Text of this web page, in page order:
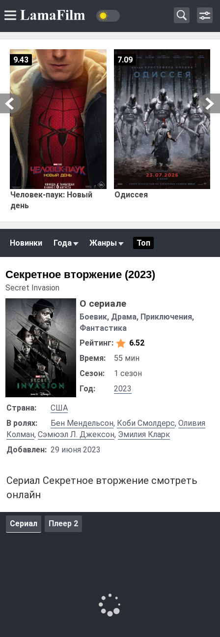
Человек-паук: Новый
день
9.43
Одиссея
7.09
Новинки Года Жанры Топ
Секретное вторжение (2023)
Secret Invasion
О сериале
Боевик, Драма, Приключения,
Фантастика
Рейтинг:
6.52
Время:
55 мин
Сезон:
1 сезон
Год:
2023
Страна:
США
В ролях:
Бен Мендельсон, Коби Смолдерс,Оливия
Колман,Сэмюэл Л. Джексон, Эмилия Кларк
Добавлен: 29 июня 2023
Сериал Секретное вторжение смотреть
онлайн
Сериал Плеер 2